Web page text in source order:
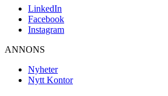
LinkedIn
Facebook
Instagram
ANNONS
Nyheter
Nytt Kontor